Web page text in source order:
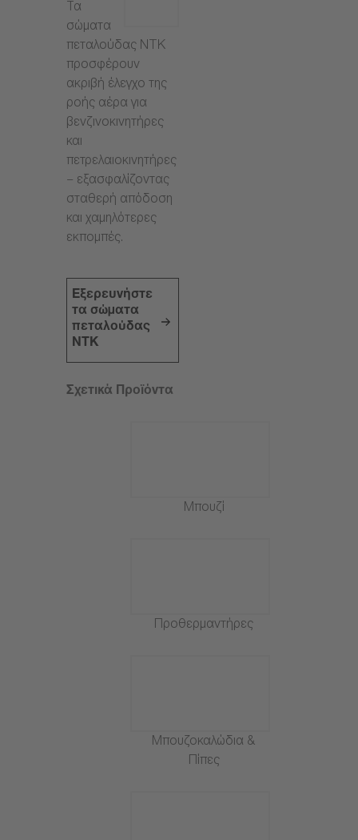
Τα
σώματα
πεταλούδας NTK
προσφέρουν
ακριβή έλεγχο της
ροής αέρα για
βενζινοκινητήρες
και
πετρελαιοκινητήρες
– εξασφαλίζοντας
σταθερή απόδοση
και χαμηλότερες
εκπομπές.
Εξερευνήστε
τα σώματα
πεταλούδας
NTK
Σχετικά Προϊόντα
Μπουζί
Προθερμαντήρες
Μπουζοκαλώδια &
Πίπες